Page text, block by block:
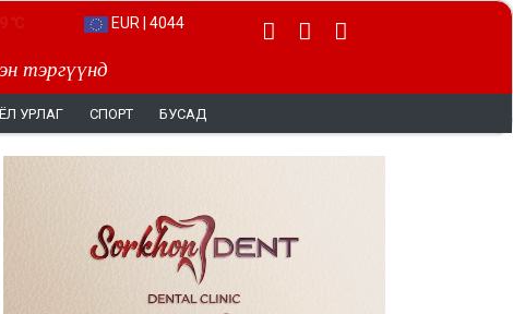
тэргүүнд
EUR | 4044
УРЛАГ СПОРТ БУСАД